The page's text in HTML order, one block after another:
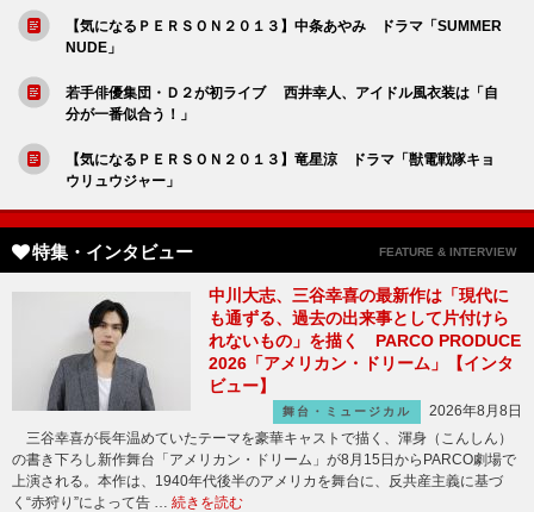
【気になるＰＥＲＳＯＮ２０１３】中条あやみ ドラマ「SUMMER
NUDE」
若手俳優集団・Ｄ２が初ライブ 西井幸人、アイドル風衣装は「自
分が一番似合う！」
【気になるＰＥＲＳＯＮ２０１３】竜星涼 ドラマ「獣電戦隊キョ
ウリュウジャー」
特集・インタビュー FEATURE & INTERVIEW
中川大志、三谷幸喜の最新作は「現代に
も通ずる、過去の出来事として片付けら
れないもの」を描く PARCO PRODUCE
2026「アメリカン・ドリーム」【インタ
ビュー】
舞台・ミュージカル
2026年8月8日
三谷幸喜が長年温めていたテーマを豪華キャストで描く、渾身（こんしん）
の書き下ろし新作舞台「アメリカン・ドリーム」が8月15日からPARCO劇場で
上演される。本作は、1940年代後半のアメリカを舞台に、反共産主義に基づ
く“赤狩り”によって告 … 続きを読む